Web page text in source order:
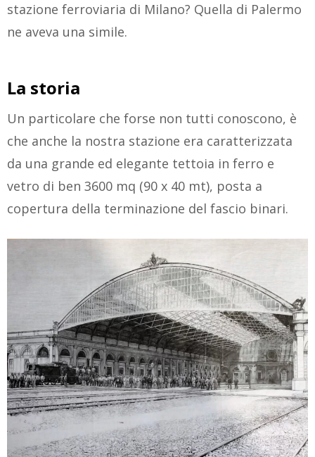
stazione ferroviaria di Milano? Quella di Palermo
ne aveva una simile.
La storia
Un particolare che forse non tutti conoscono, è
che anche la nostra stazione era caratterizzata
da una grande ed elegante tettoia in ferro e
vetro di ben 3600 mq (90 x 40 mt), posta a
copertura della terminazione del fascio binari.